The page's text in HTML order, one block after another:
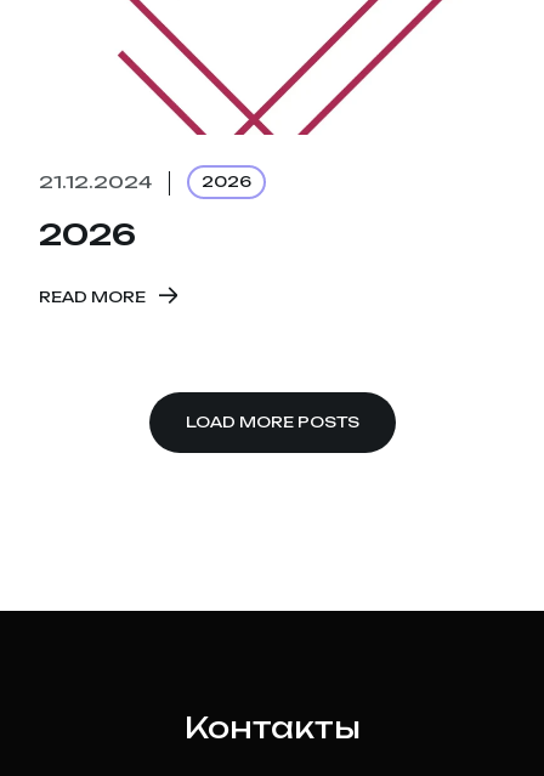
21.12.2024 2026
2026
READ MORE
LOAD MORE POSTS
Контакты